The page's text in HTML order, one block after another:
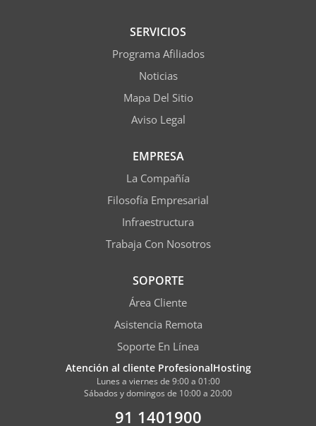
SERVICIOS
Programa Afiliados
Noticias
Mapa Del Sitio
Aviso Legal
EMPRESA
La Compañía
Filosofía Empresarial
Infraestructura
Trabaja Con Nosotros
SOPORTE
Área Cliente
Asistencia Remota
Soporte En Línea
Atención al cliente ProfesionalHosting
Lunes a viernes de 9:00 a 01:00
Sábados y domingos de 10:00 a 20:00
91 1401900